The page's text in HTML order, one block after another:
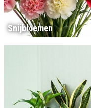
Snijbloemen